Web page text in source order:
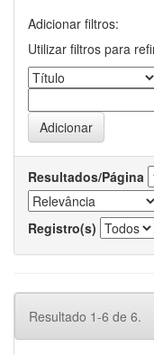
Adicionar filtros:
Utilizar filtros para
Resultados/Página
Registro(s)
Resultado 1-6 de 6.